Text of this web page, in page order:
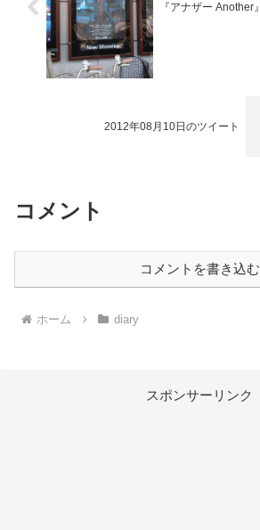
『アナザー Another』
2012年08月10日のツイート
コメント
コメントを書き込む
ホーム diary
スポンサーリンク